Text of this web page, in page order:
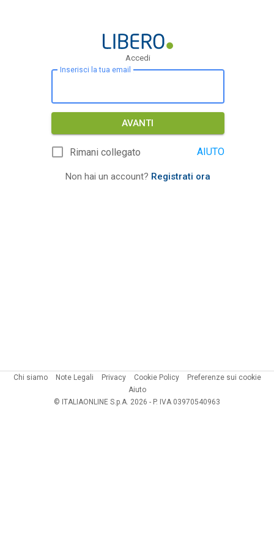
Accedi
Inserisci la tua email
AVANTI
Rimani collegato AIUTO
Non hai un account? Registrati ora
Chi siamo Note Legali Privacy Cookie Policy
Preferenze sui cookie
Aiuto
© ITALIAONLINE S.p.A. 2026 - P. IVA 03970540963